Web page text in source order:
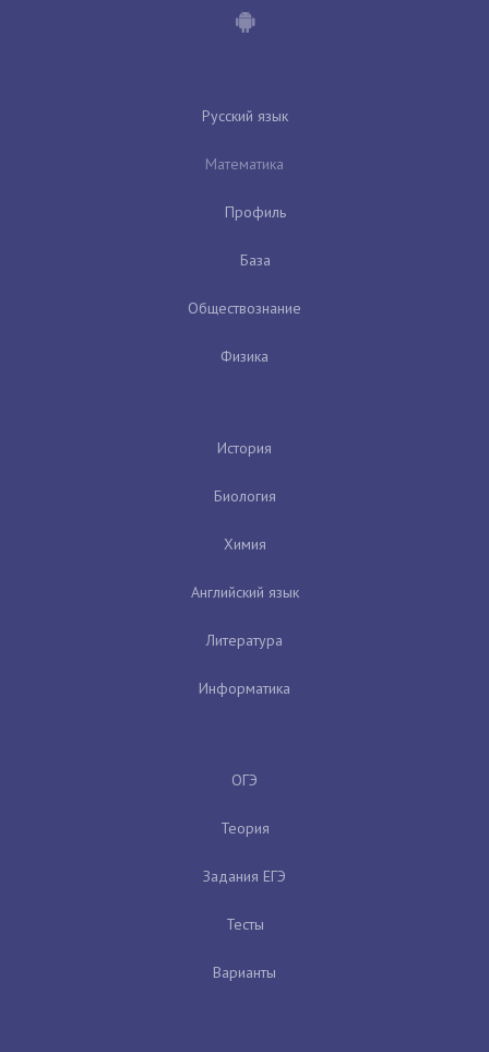
Русский язык
Математика
Профиль
База
Обществознание
Физика
История
Биология
Химия
Английский язык
Литература
Информатика
ОГЭ
Теория
Задания ЕГЭ
Тесты
Варианты